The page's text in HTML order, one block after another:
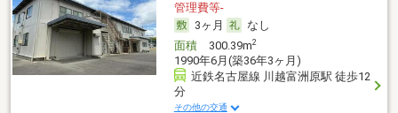
管理費等-
3ヶ月
なし
面積300.39m2
1990年6月(築36年3ヶ月)
近鉄名古屋線 川越富洲原駅 徒歩12
分
その他の交通